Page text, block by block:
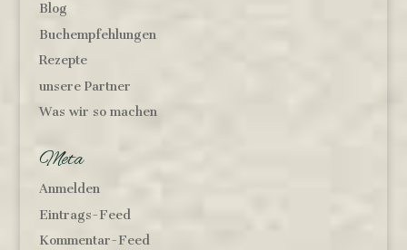
Blog
Buchempfehlungen
Rezepte
unsere Partner
Was wir so machen
Meta
Anmelden
Eintrags-Feed
Kommentar-Feed